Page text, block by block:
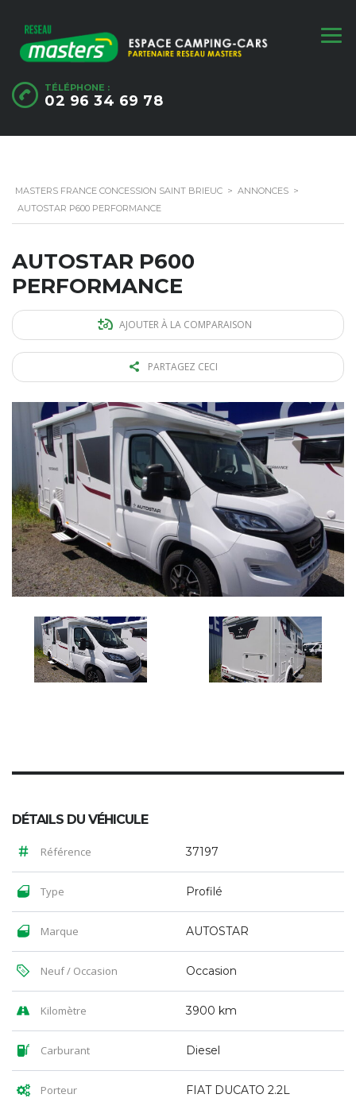
TÉLÉPHONE :
02 96 34 69 78
MASTERS FRANCE CONCESSION SAINT BRIEUC > ANNONCES >
AUTOSTAR P600 PERFORMANCE
AUTOSTAR P600
PERFORMANCE
AJOUTER À LA COMPARAISON
PARTAGEZ CECI
DÉTAILS DU VÉHICULE
Référence 37197
Type Profilé
Marque AUTOSTAR
Neuf / Occasion Occasion
Kilomètre 3900 km
Carburant Diesel
Porteur FIAT DUCATO 2.2L